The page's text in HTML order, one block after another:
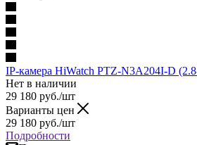
IP-камера HiWatch PTZ-N3A204I-D
Нет в наличии
29 180 руб./шт
Варианты цен
29 180 руб./шт
Подробности